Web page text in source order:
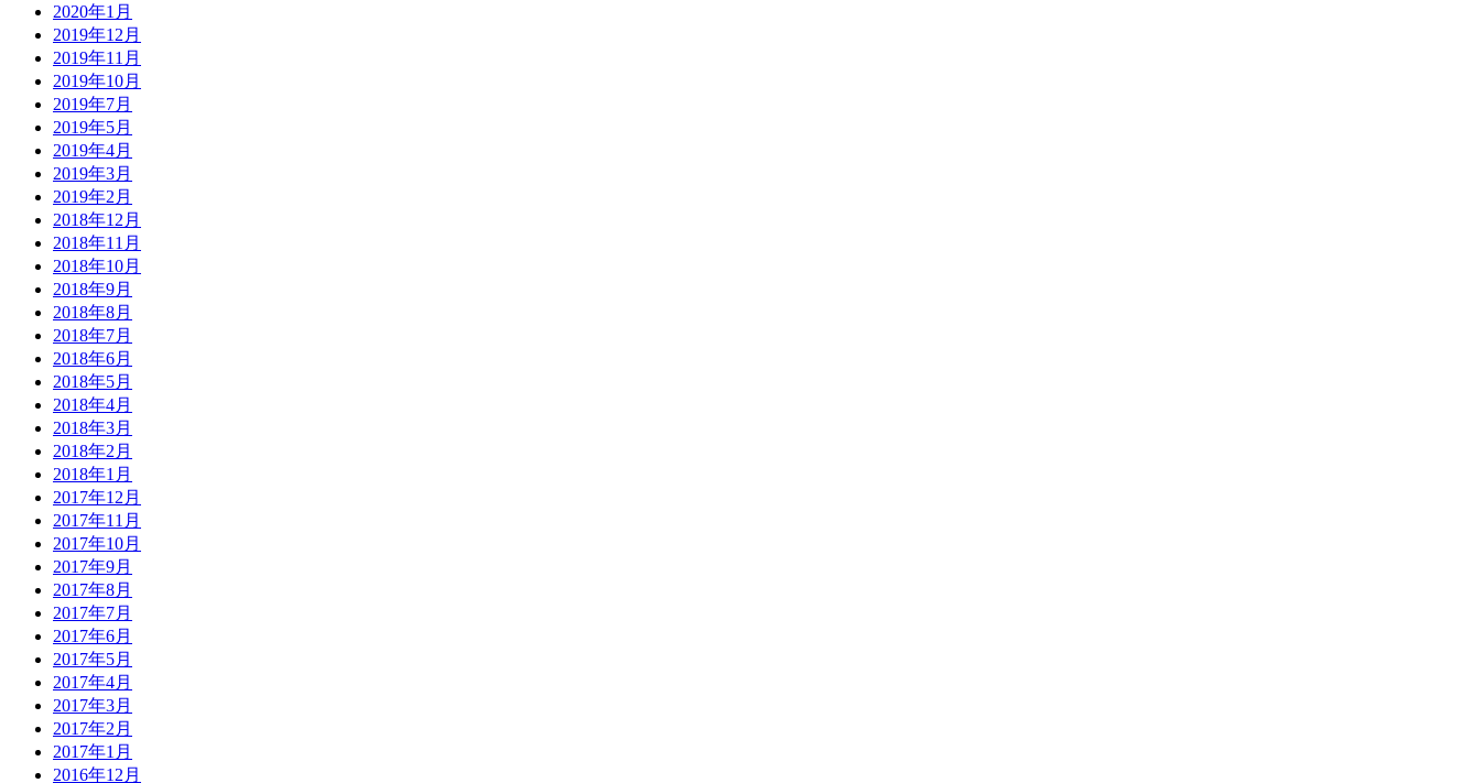
2020年1月
2019年12月
2019年11月
2019年10月
2019年7月
2019年5月
2019年4月
2019年3月
2019年2月
2018年12月
2018年11月
2018年10月
2018年9月
2018年8月
2018年7月
2018年6月
2018年5月
2018年4月
2018年3月
2018年2月
2018年1月
2017年12月
2017年11月
2017年10月
2017年9月
2017年8月
2017年7月
2017年6月
2017年5月
2017年4月
2017年3月
2017年2月
2017年1月
2016年12月